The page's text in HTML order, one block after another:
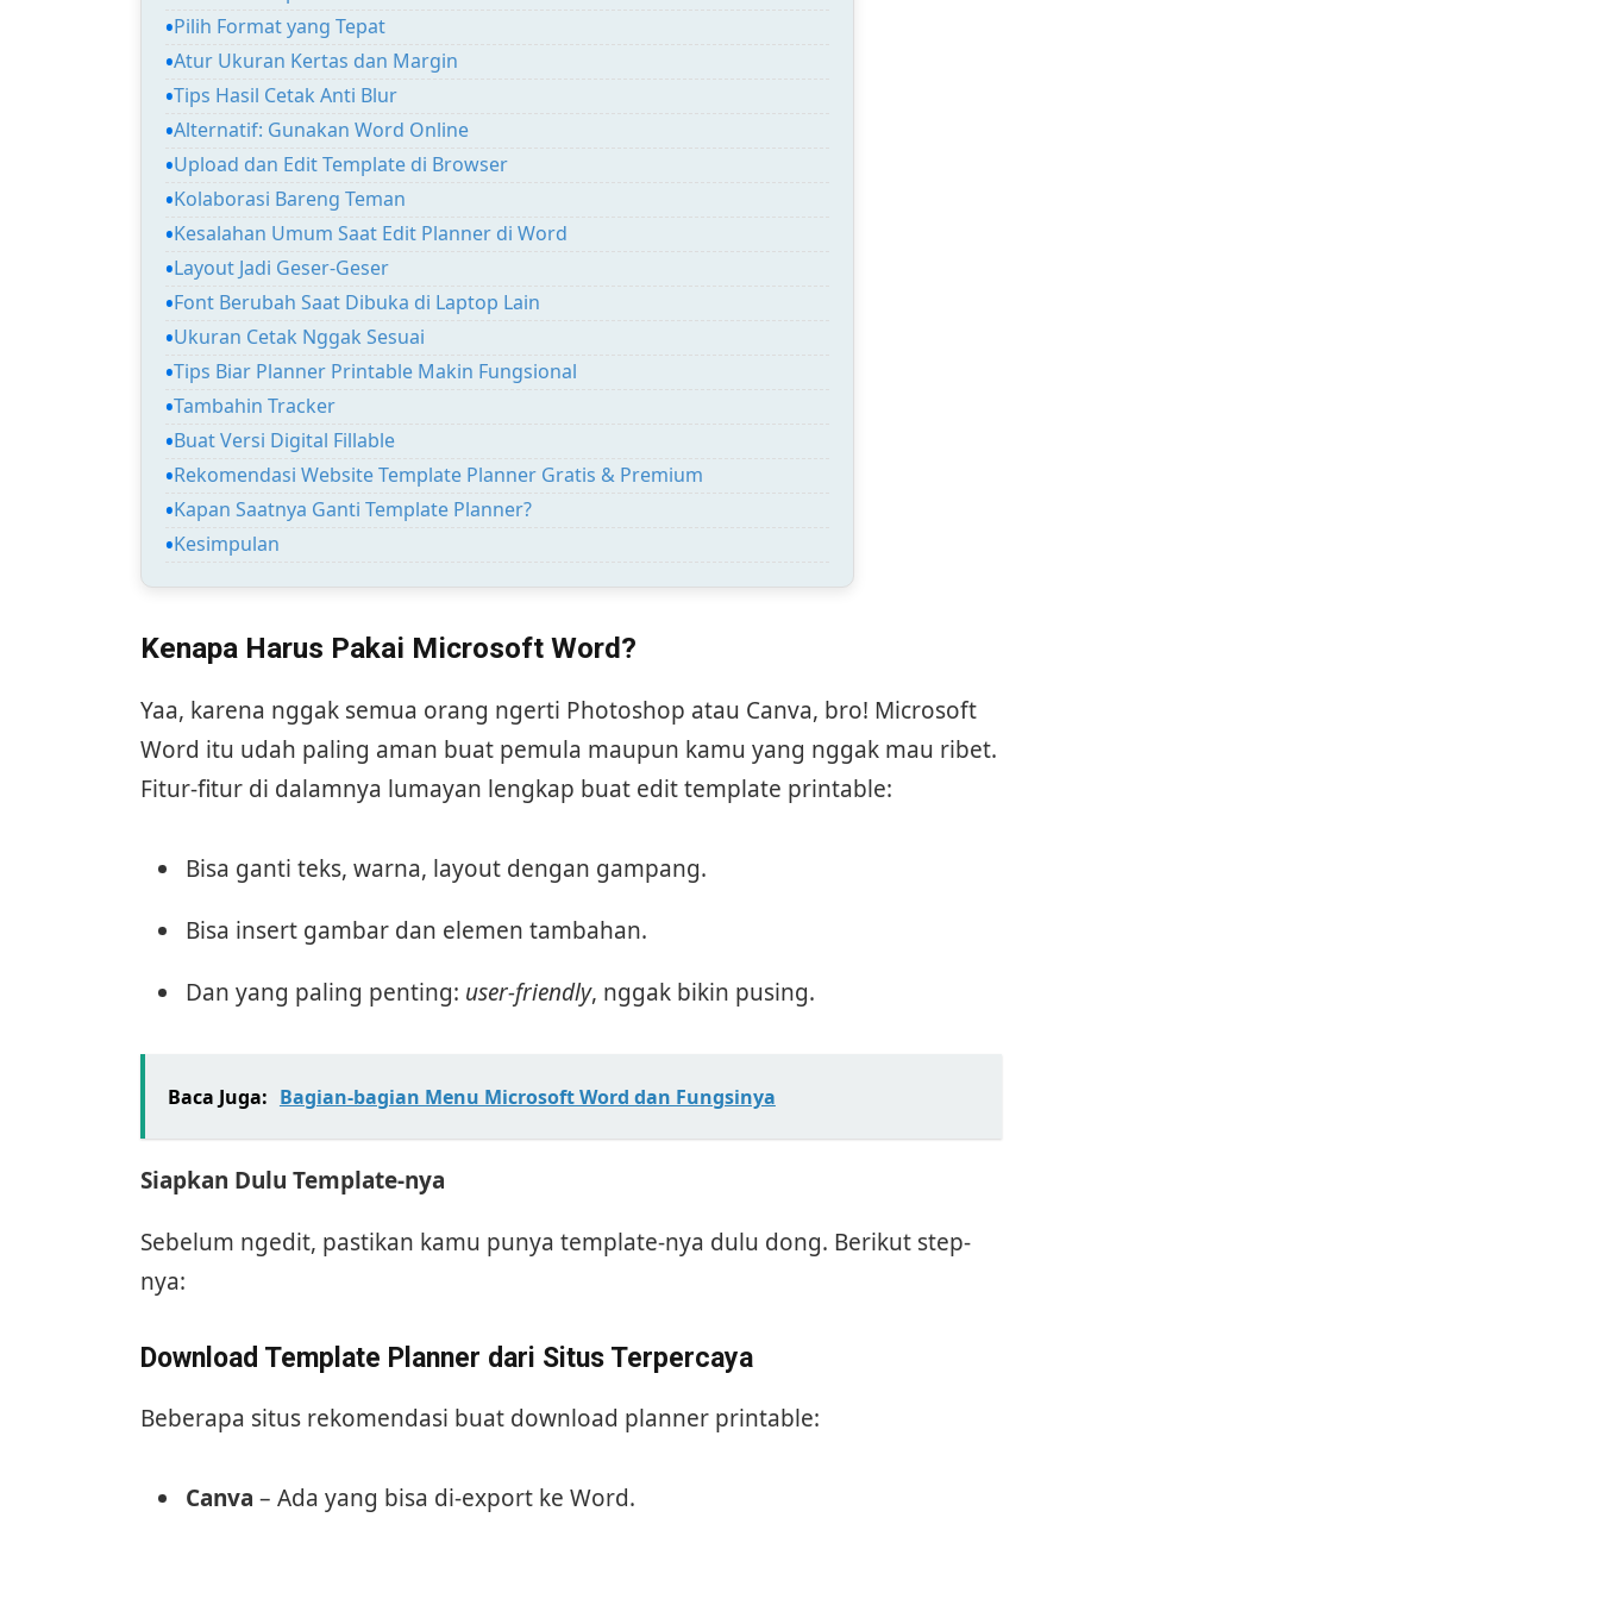
Pilih Format yang Tepat
Atur Ukuran Kertas dan Margin
Tips Hasil Cetak Anti Blur
Alternatif: Gunakan Word Online
Upload dan Edit Template di Browser
Kolaborasi Bareng Teman
Kesalahan Umum Saat Edit Planner di Word
Layout Jadi Geser-Geser
Font Berubah Saat Dibuka di Laptop Lain
Ukuran Cetak Nggak Sesuai
Tips Biar Planner Printable Makin Fungsional
Tambahin Tracker
Buat Versi Digital Fillable
Rekomendasi Website Template Planner Gratis & Premium
Kapan Saatnya Ganti Template Planner?
Kesimpulan
Kenapa Harus Pakai Microsoft Word?
Yaa, karena nggak semua orang ngerti Photoshop atau Canva, bro! Microsoft
Word itu udah paling aman buat pemula maupun kamu yang nggak mau ribet.
Fitur-fitur di dalamnya lumayan lengkap buat edit template printable:
Bisa ganti teks, warna, layout dengan gampang.
Bisa insert gambar dan elemen tambahan.
Dan yang paling penting: user-friendly, nggak bikin pusing.
Baca Juga: Bagian-bagian Menu Microsoft Word dan Fungsinya
Siapkan Dulu Template-nya
Sebelum ngedit, pastikan kamu punya template-nya dulu dong. Berikut step-
nya:
Download Template Planner dari Situs Terpercaya
Beberapa situs rekomendasi buat download planner printable:
Canva – Ada yang bisa di-export ke Word.